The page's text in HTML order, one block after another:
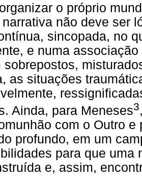
o próprio
narrativa não deve ser
sincopada, no
e numa
sobrepostos,
as situações
Ainda, para Meneses3
com o Outro
profundo, em um
para que uma
e, assim,